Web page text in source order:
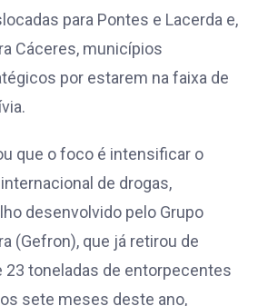
para Pontes e Lacerda e,
Cáceres, municípios
por estarem na faixa de
que o foco é intensificar o
de drogas,
desenvolvido pelo Grupo
(Gefron), que já retirou de
23 toneladas de entorpecentes
sete meses deste ano,